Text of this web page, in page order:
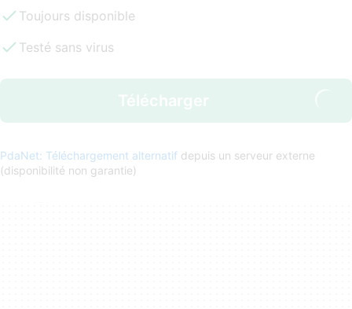
Toujours disponible
Testé sans virus
Télécharger
PdaNet: Téléchargement alternatif depuis un serveur externe
(disponibilité non garantie)